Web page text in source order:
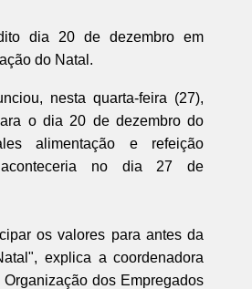
dia 20 de dezembro em
do Natal.
nesta quarta-feira (27),
o dia 20 de dezembro do
alimentação e refeição
no dia 27 de
os valores para antes da
explica a coordenadora
dos Empregados